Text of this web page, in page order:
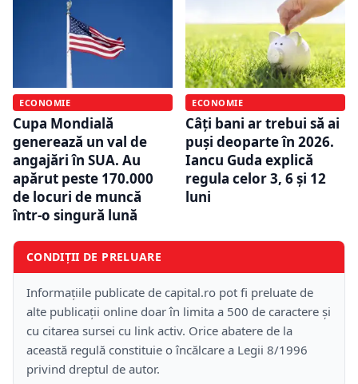
ECONOMIE
Cupa Mondială
generează un val de
angajări în SUA. Au
apărut peste 170.000
de locuri de muncă
într-o singură lună
ECONOMIE
Câți bani ar trebui să ai
puși deoparte în 2026.
Iancu Guda explică
regula celor 3, 6 și 12
luni
CONDIȚII DE PRELUARE
Informațiile publicate de capital.ro pot fi preluate de
alte publicații online doar în limita a 500 de caractere și
cu citarea sursei cu link activ. Orice abatere de la
această regulă constituie o încălcare a Legii 8/1996
privind dreptul de autor.